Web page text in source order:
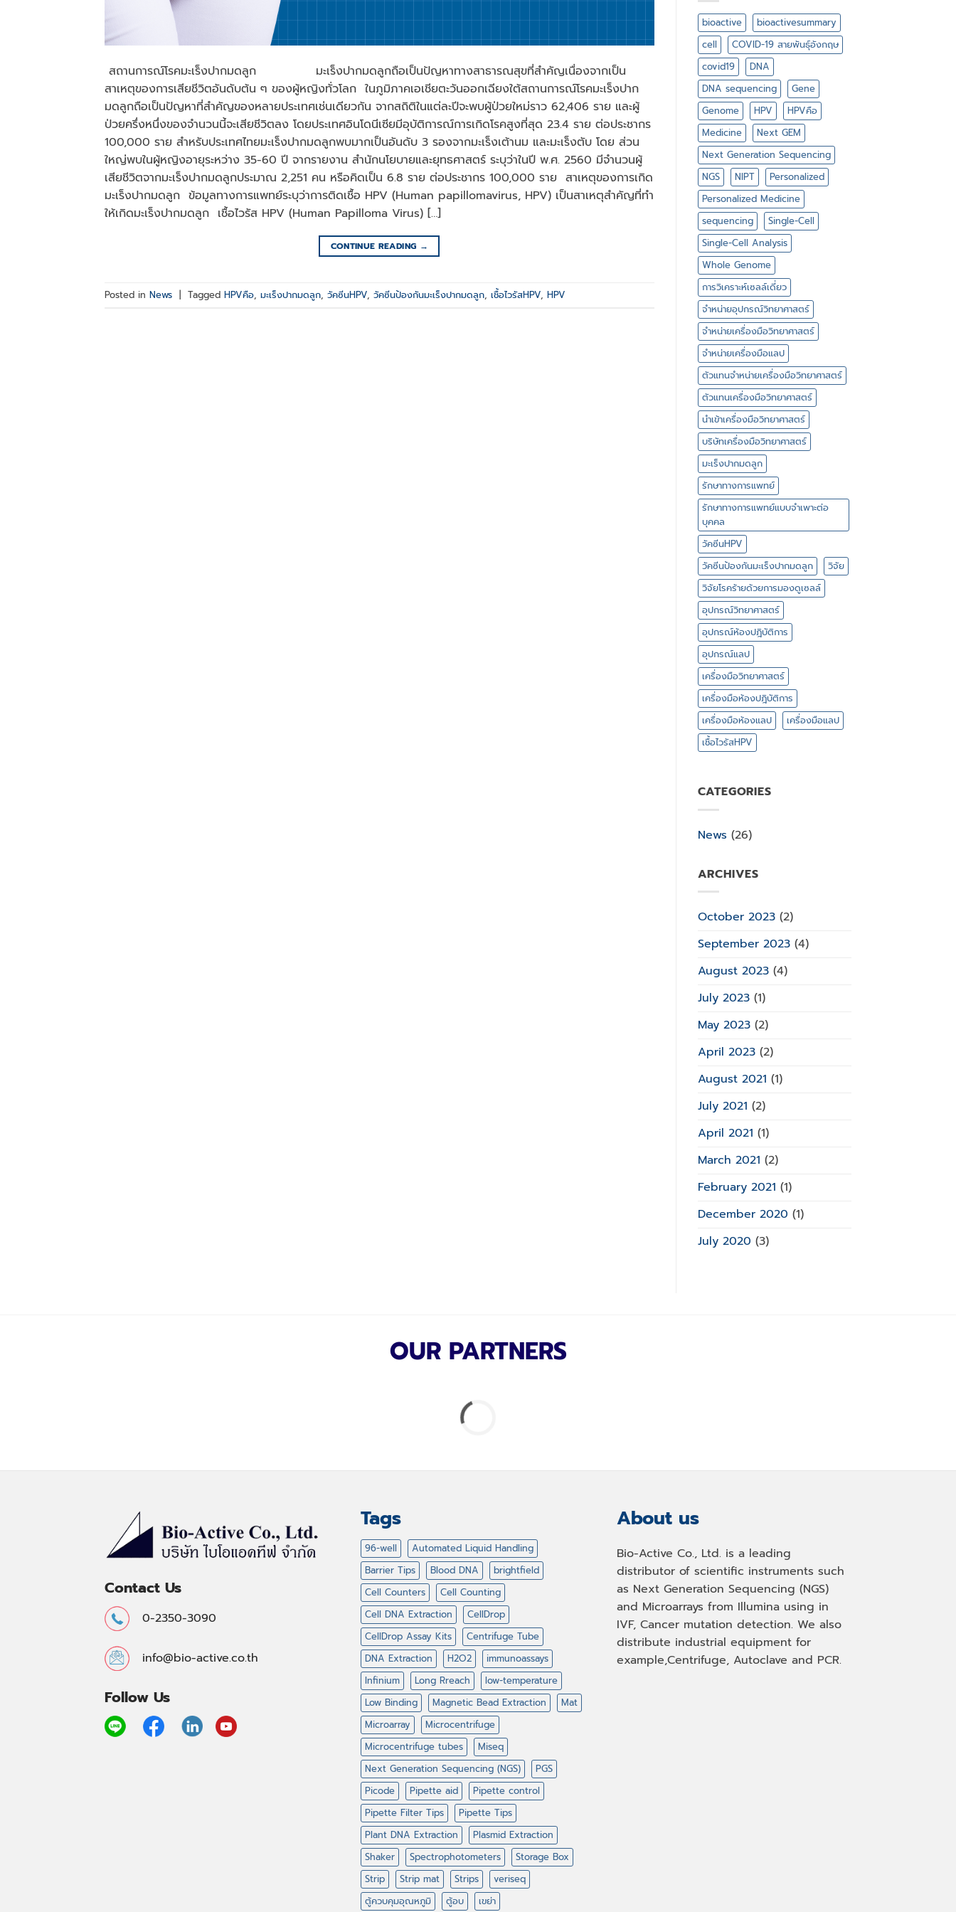
สถานการณ์โรคมะเร็งปากมดลูก มะเร็งปากมดลูกถือเป็นปัญหาทางสาธารณสุขที่สําคัญเนื่องจากเป็น
สาเหตุของการเสียชีวิตอันดับต้น ๆ ของผู้หญิงทั่วโลก ในภูมิภาคเอเชียตะวันออกเฉียงใต้สถานการณ์โรคมะเร็งปาก
มดลูกถือเป็นปัญหาที่สําคัญของหลายประเทศเช่นเดียวกัน จากสถิติในแต่ละปีจะพบผู้ป่วยใหม่ราว 62,406 ราย และผู้
ป่วยครึ่งหนึ่งของจํานวนนี้จะเสียชีวิตลง โดยประเทศอินโดนีเซียมีอุบัติการณ์การเกิดโรคสูงที่สุด 23.4 ราย ต่อประชากร
100,000 ราย สําหรับประเทศไทยมะเร็งปากมดลูกพบมากเป็นอันดับ 3 รองจากมะเร็งเต้านม และมะเร็งตับ โดย ส่วน
ใหญ่พบในผู้หญิงอายุระหว่าง 35-60 ปี จากรายงาน สํานักนโยบายและยุทธศาสตร์ ระบุว่าในปี พ.ศ. 2560 มีจํานวนผู้
เสียชีวิตจากมะเร็งปากมดลูกประมาณ 2,251 คน หรือคิดเป็น 6.8 ราย ต่อประชากร 100,000 ราย สาเหตุของการเกิด
มะเร็งปากมดลูก ข้อมูลทางการแพทย์ระบุว่าการติดเชื้อ HPV (Human papillomavirus, HPV) เป็นสาเหตุสําคัญที่ทํา
ให้เกิดมะเร็งปากมดลูก เชื้อไวรัส HPV (Human Papilloma Virus) […]
CONTINUE READING →
Posted in News | Tagged HPVคือ, มะเร็งปากมดลูก, วัคซีนHPV, วัคซีนป้องกันมะเร็งปากมดลูก, เชื้อไวรัสHPV, HPV
โอ
แอ
คทีฟ
มี
บ้าง
bioactive
bioactivesummary
cell
COVID-19 สายพันธุ์อังกฤษ
covid19
DNA
DNA sequencing
Gene
Genome
HPV
HPVคือ
Medicine
Next GEM
Next Generation Sequencing
NGS
NIPT
Personalized
Personalized Medicine
sequencing
Single-Cell
Single-Cell Analysis
Whole Genome
การวิเคราะห์เซลล์เดี่ยว
จำหน่ายอุปกรณ์วิทยาศาสตร์
จำหน่ายเครื่องมือวิทยาศาสตร์
จำหน่ายเครื่องมือแลป
ตัวแทนจำหน่ายเครื่องมือวิทยาศาสตร์
ตัวแทนเครื่องมือวิทยาศาสตร์
นำเข้าเครื่องมือวิทยาศาสตร์
บริษัทเครื่องมือวิทยาศาสตร์
มะเร็งปากมดลูก
รักษาทางการแพทย์
รักษาทางการแพทย์แบบจำเพาะต่อ
บุคคล
วัคซีนHPV
วัคซีนป้องกันมะเร็งปากมดลูก
วิจัย
วิจัยโรคร้ายด้วยการมองดูเซลล์
อุปกรณ์วิทยาศาสตร์
อุปกรณ์ห้องปฎิบัติการ
อุปกรณ์แลป
เครื่องมือวิทยาศาสตร์
เครื่องมือห้องปฎิบัติการ
เครื่องมือห้องแลป
เครื่องมือแลป
เชื้อไวรัสHPV
CATEGORIES
News (26)
ARCHIVES
October 2023(2)
September 2023(4)
August 2023(4)
July 2023(1)
May 2023(2)
April 2023(2)
August 2021 (1)
July 2021 (2)
April 2021 (1)
March 2021 (2)
February 2021 (1)
December 2020 (1)
July 2020 (3)
OUR PARTNERS
Contact Us
0-2350-3090
info@bio-active.co.th
Follow Us
Tags
96-well
Automated Liquid Handling
Barrier Tips
Blood DNA
brightfield
Cell Counters
Cell Counting
Cell DNA Extraction
CellDrop
CellDrop Assay Kits
Centrifuge Tube
DNA Extraction
H2O2
immunoassays
Infinium
Long Rreach
low-temperature
Low Binding
Magnetic Bead Extraction
Mat
Microarray
Microcentrifuge
Microcentrifuge tubes
Miseq
Next Generation Sequencing (NGS)
PGS
Picode
Pipette aid
Pipette control
Pipette Filter Tips
Pipette Tips
Plant DNA Extraction
Plasmid Extraction
Shaker
Spectrophotometers
Storage Box
Strip
Strip mat Strips
veriseq
ตู้ควบคุมอุณหภูมิ
ตู้อบ เขย่า
About us
Bio-Active Co., Ltd. is a leading
distributor of scientific instruments such
as Next Generation Sequencing (NGS)
and Microarrays from Illumina using in
IVF, Cancer mutation detection. We also
distribute industrial equipment for
example,Centrifuge, Autoclave and PCR.